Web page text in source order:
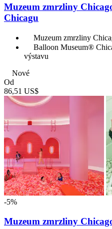
Muzeum zmrzliny
Chicagu
Muzeum zmrzliny
Balloon Museum®
výstavu
Nové
Od
86,51 US$
-5%
Muzeum zmrzliny